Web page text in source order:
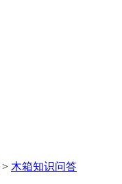
> 木箱知识问答